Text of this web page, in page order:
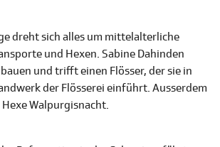
dreht sich alles um mittelalterliche
und Hexen. Sabine Dahinden
und trifft einen Flösser, der sie in
der Flösserei einführt. Ausserdem
Walpurgisnacht.